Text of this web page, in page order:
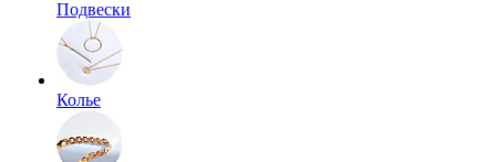
Подвески
Колье